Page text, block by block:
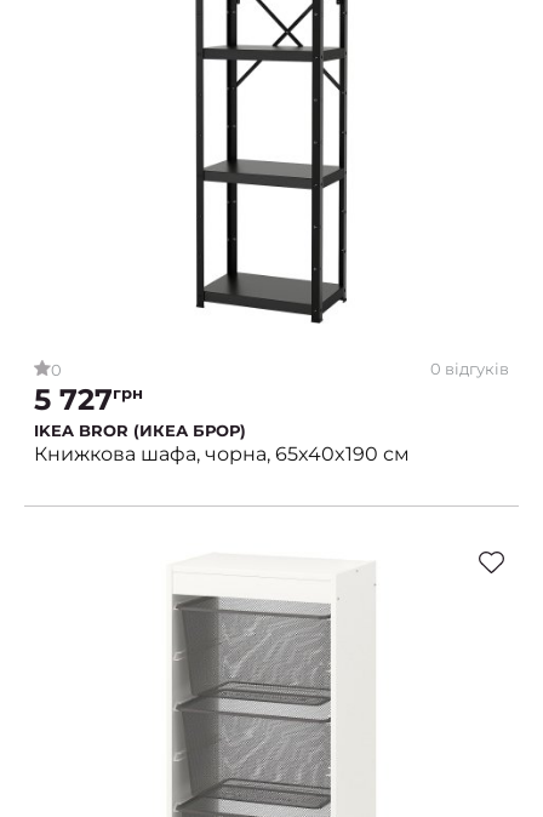
0 0 відгуків
5 727грн
IKEA BROR (ИКЕА БРОР)
Книжкова шафа, чорна, 65x40x190 см